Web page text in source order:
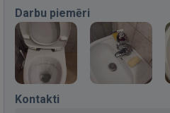
Darbu piemēri
Kontakti